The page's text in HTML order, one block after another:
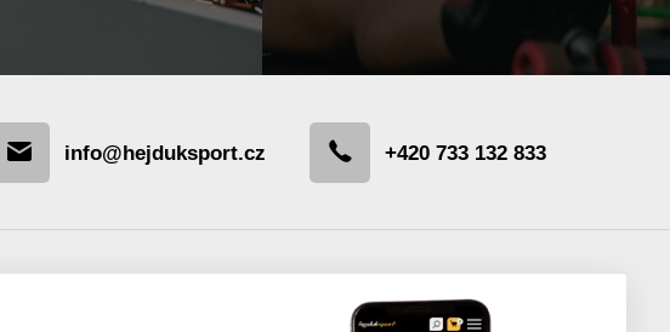
info@hejduksport.cz +420 733 132 833